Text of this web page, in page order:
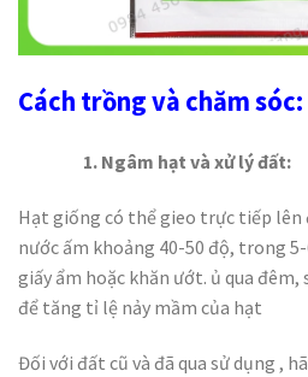
Cách trồng và chăm sóc:
1. Ngâm hạt và xử lý đất:
Hạt giống có thể gieo trực tiếp
nước ấm khoảng 40-50 độ, trong
giấy ẩm hoặc khăn ướt. ủ qua
để tăng tỉ lệ nảy mầm của hạt
Đối với đất cũ và đã qua sử dụng ,